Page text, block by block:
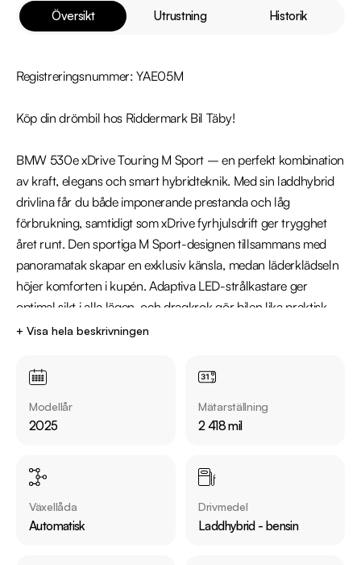
Översikt Utrustning Historik
Registreringsnummer: YAE05M
Köp din drömbil hos Riddermark Bil Täby!
BMW 530e xDrive Touring M Sport – en perfekt kombination
av kraft, elegans och smart hybridteknik. Med sin laddhybrid
drivlina får du både imponerande prestanda och låg
förbrukning, samtidigt som xDrive fyrhjulsdrift ger trygghet
året runt. Den sportiga M Sport-designen tillsammans med
panoramatak skapar en exklusiv känsla, medan läderklädseln
höjer komforten i kupén. Adaptiva LED-strålkastare ger
optimal sikt i alla lägen, och dragkrok gör bilen lika praktisk
som den är stilren
Utrustning inkluderar:
+ Visa hela beskrivningen
Modellår
2025
Mätarställning
2 418 mil
Växellåda
Automatisk
Drivmedel
Laddhybrid - bensin